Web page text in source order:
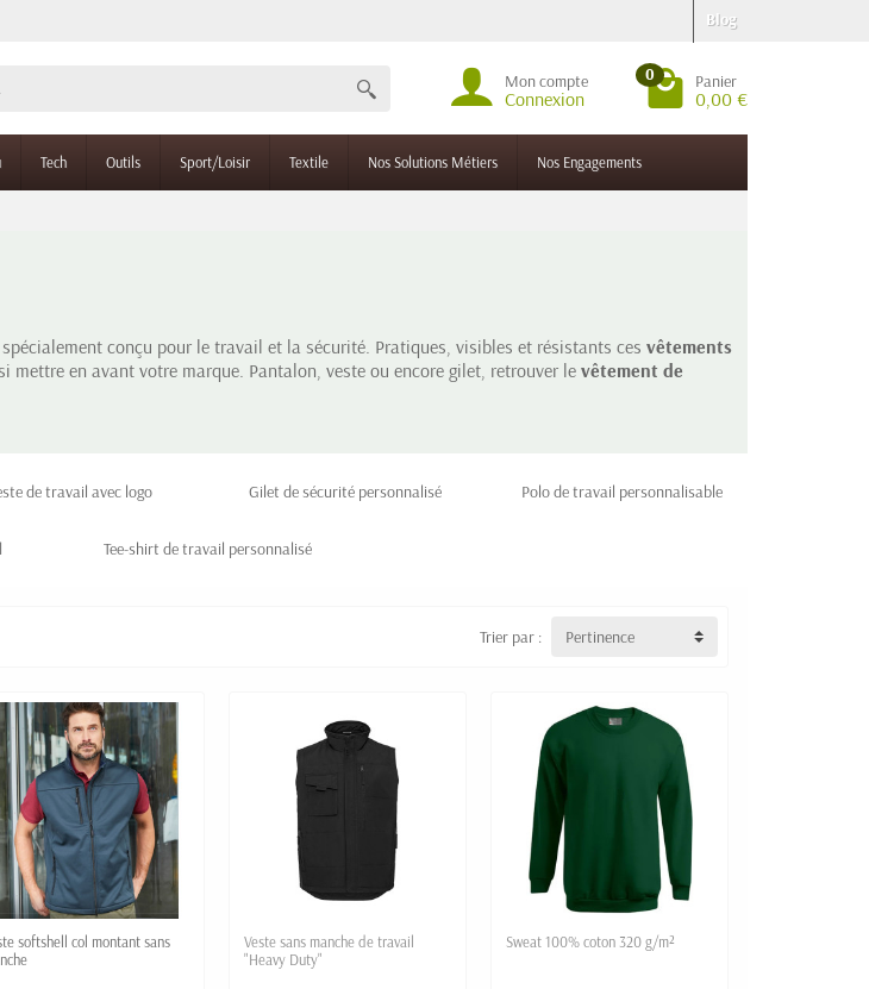
Blog
Mon compte
Connexion
0 Panier
0,00 €
Tech Outils Sport/Loisir Textile Nos Solutions Métiers Nos Engagements
spécialement conçu pour le travail et la sécurité. Pratiques, visibles et résistants ces vêtements
mettre en avant votre marque. Pantalon, veste ou encore gilet, retrouver le vêtement de
de travail avec logo Gilet de sécurité personnalisé Polo de travail personnalisable
Tee-shirt de travail personnalisé
Trier par : Pertinence
softshell col montant sans
Veste sans manche de travail
"Heavy Duty"
Sweat 100% coton 320 g/m²